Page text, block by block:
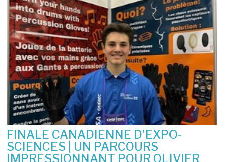
FINALE CANADIENNE D'EXPO-
SCIENCES | UN PARCOURS
IMPRESSIONNANT POUR OLIVIER